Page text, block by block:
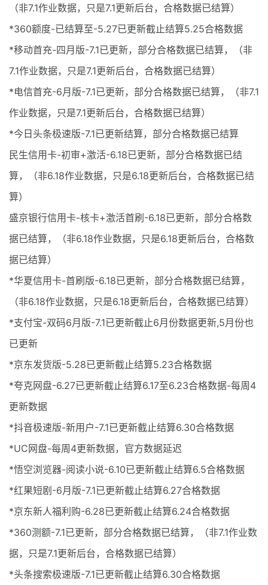
（非7.1作业数据，只是7.1更新后台，合格数据已结算）
*360额度-已结算至-5.27已更新截止结算5.25合格数据
*移动首充-四月版-7.1已更新，部分合格数据已结算，（非
7.1作业数据，只是7.1更新后台，合格数据已结算）
*电信首充-6月版-7.1已更新，部分合格数据已结算，（非7.1
作业数据，只是7.1更新后台，合格数据已结算）
*今日头条极速版-7.1已更新结算，部分合格数据已结算
民生信用卡-初审+激活-6.18已更新，部分合格数据已结
算，（非6.18作业数据，只是6.18更新后台，合格数据已结
算）
盛京银行信用卡-核卡+激活首刷-6.18已更新，部分合格数
据已结算，（非6.18作业数据，只是6.18更新后台，合格数
据已结算）
*华夏信用卡-首刷版-6.18已更新，部分合格数据已结算，
（非6.18作业数据，只是6.18更新后台，合格数据已结算）
*支付宝-双码6月版-7.1已更新截止6月份数据更新,5月份也
已更新
*京东发货版-5.28已更新截止结算5.23合格数据
*夸克网盘-6.27已更新截止结算6.17至6.23合格数据-每周4
更新数据
*抖音极速版-新用户-7.1已更新截止结算6.30合格数据
*UC网盘-每周4更新数据，官方数据延迟
*悟空浏览器-阅读小说-6.10已更新截止结算6.5合格数据
*红果短剧-6月版-7.1已更新截止结算6.27合格数据
*京东新人福利购-6.28已更新截止结算6.24合格数据
*360测额-7.1已更新，部分合格数据已结算，（非7.1作业数
据，只是7.1更新后台，合格数据已结算）
*头条搜索极速版-7.1已更新截止结算6.30合格数据